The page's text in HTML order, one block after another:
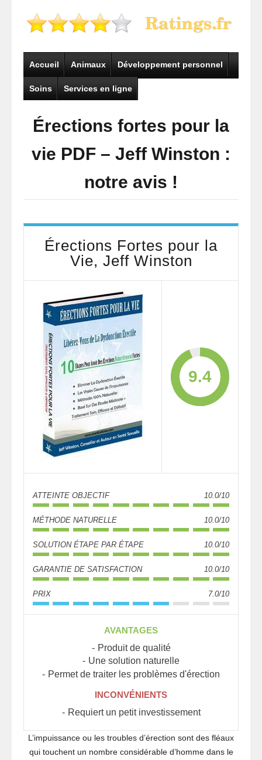
Accueil Animaux Développement personnel
Soins Services en ligne
Érections fortes pour la
vie PDF – Jeff Winston :
notre avis !
Érections Fortes pour la
Vie, Jeff Winston
9.4
ATTEINTE OBJECTIF 10.0/10
MÉTHODE NATURELLE 10.0/10
SOLUTION ÉTAPE PAR ÉTAPE 10.0/10
GARANTIE DE SATISFACTION 10.0/10
PRIX 7.0/10
AVANTAGES
Produit de qualité
Une solution naturelle
Permet de traiter les problèmes d'érection
INCONVÉNIENTS
Requiert un petit investissement
L’impuissance ou les troubles d’érection sont des fléaux
qui touchent un nombre considérable d’homme dans le